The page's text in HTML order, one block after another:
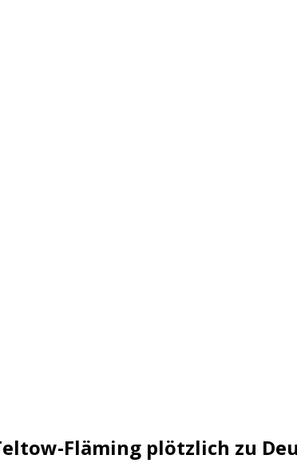
Fläming plötzlich zu